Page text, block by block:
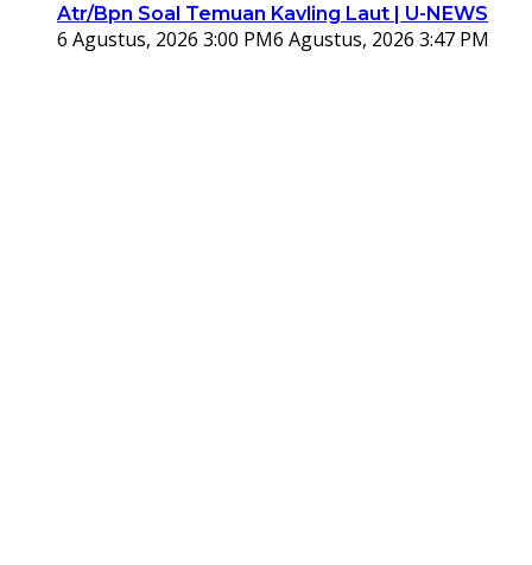
Atr/Bpn Soal Temuan Kavling Laut | U-NEWS
6 Agustus, 2026 3:00 PM6 Agustus, 2026 3:47 PM